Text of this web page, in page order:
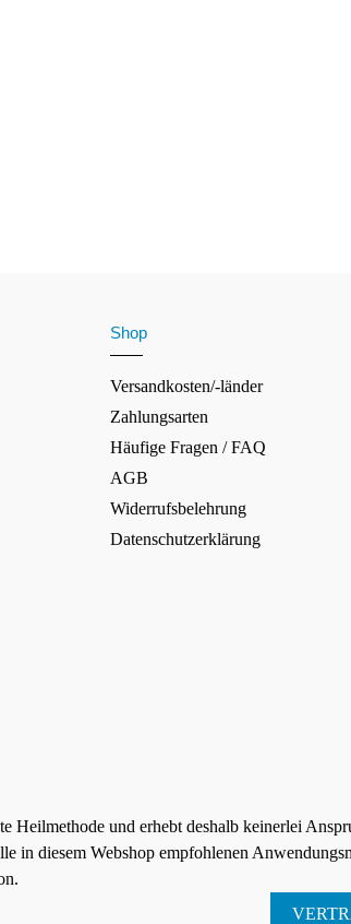
Shop
Versandkosten/-länder
Zahlungsarten
Häufige Fragen / FAQ
AGB
Widerrufsbelehrung
Datenschutzerklärung
Heilmethode und erhebt deshalb keinerlei
in diesem Webshop empfohlenen